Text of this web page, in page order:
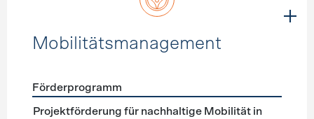
Mobilitätsmanagement
Förderprogramme Mobilitätsmanagement
Förderprogramm
Projektförderung für nachhaltige Mobilität in